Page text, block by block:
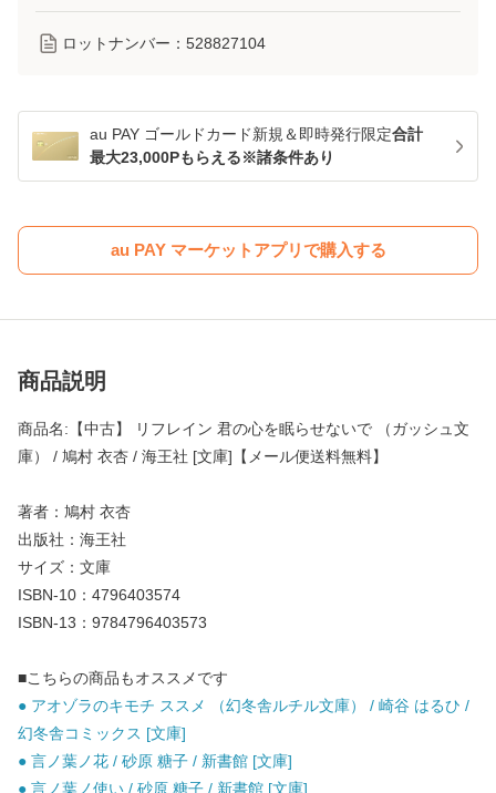
ロットナンバー： 528827104
au PAY ゴールドカード新規＆即時発行限定合計
最大23,000Pもらえる※諸条件あり
au PAY マーケットアプリで購入する
商品説明
商品名:【中古】 リフレイン 君の心を眠らせないで （ガッシュ文
庫） / 鳩村 衣杏 / 海王社 [文庫]【メール便送料無料】
著者：鳩村 衣杏
出版社：海王社
サイズ：文庫
ISBN-10：4796403574
ISBN-13：9784796403573
■こちらの商品もオススメです
● アオゾラのキモチ ススメ （幻冬舎ルチル文庫） / 崎谷 はるひ /
幻冬舎コミックス [文庫]
● 言ノ葉ノ花 / 砂原 糖子 / 新書館 [文庫]
● 言ノ葉ノ使い / 砂原 糖子 / 新書館 [文庫]